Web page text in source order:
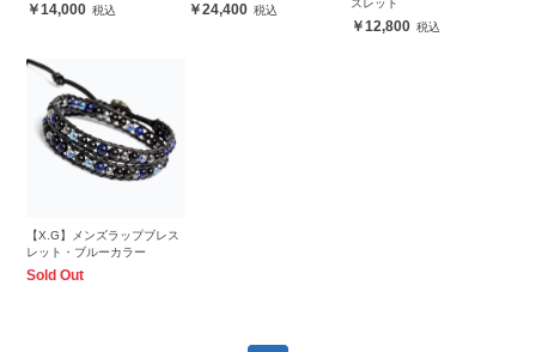
14,000 24,400
スレット
12,800
【X.G】メンズラップブレス
レット・ブルーカラー
Sold Out